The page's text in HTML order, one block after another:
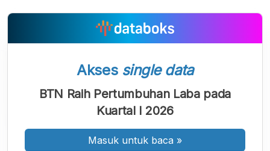
Akses single data
BTN Raih Pertumbuhan Laba pada
Kuartal I 2026
Masuk untuk baca »